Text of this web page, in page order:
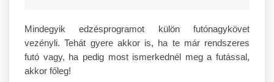
Mindegyik edzésprogramot külön futónagykövet
vezényli. Tehát gyere akkor is, ha te már rendszeres
futó vagy, ha pedig most ismerkednél meg a futással,
akkor főleg!